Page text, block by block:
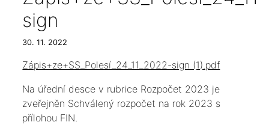
sign
30. 11. 2022
Zápis+ze+SS_Polesí_24_11_2022-sign (1).pdf
Na úřední desce v rubrice Rozpočet 2023 je
zveřejněn Schválený rozpočet na rok 2023 s
přílohou FIN.